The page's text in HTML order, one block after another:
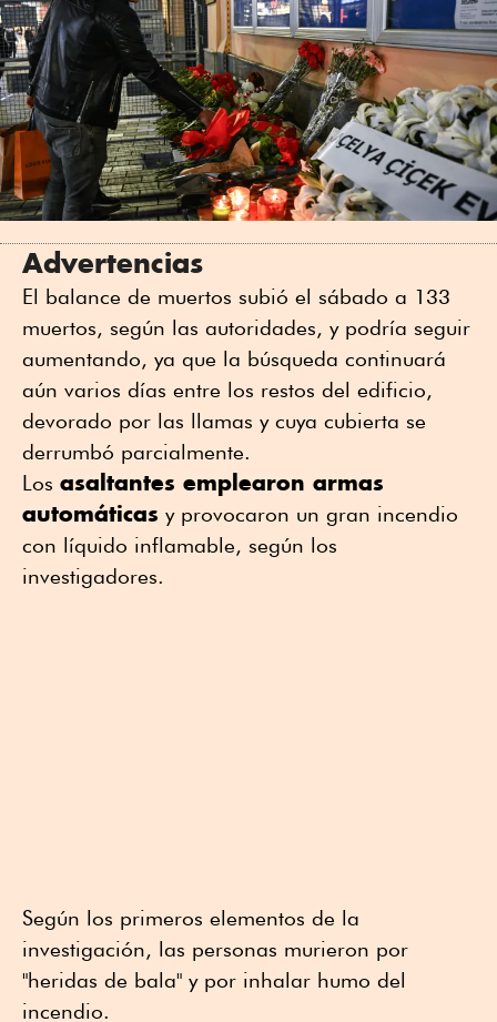
Advertencias
El balance de muertos subió el sábado a 133
muertos, según las autoridades, y podría seguir
aumentando, ya que la búsqueda continuará
aún varios días entre los restos del edificio,
devorado por las llamas y cuya cubierta se
derrumbó parcialmente.
Los asaltantes emplearon armas
automáticas y provocaron un gran incendio
con líquido inflamable, según los
investigadores.
Según los primeros elementos de la
investigación, las personas murieron por
"heridas de bala" y por inhalar humo del
incendio.